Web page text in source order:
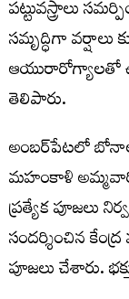
పట్టువస్త్రాలు
సమృద్ధిగా వర్షాలు
ఆయురారోగ్యాలతో
తెలిపారు.
అంబర్‌పేటలో బోనాల
మహంకాళి అమ్మవారికి
ప్రత్యేక పూజలు
సందర్శించిన
పూజలు చేశారు.